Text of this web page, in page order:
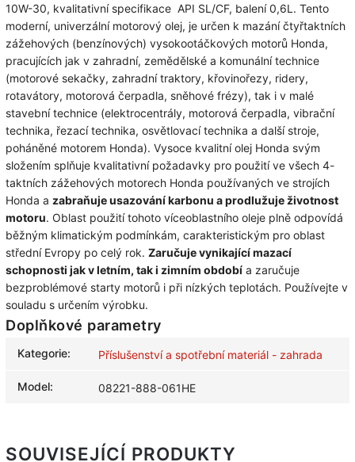
10W-30, kvalitativní specifikace API SL/CF, balení 0,6L. Tento
moderní, univerzální motorový olej, je určen k mazání čtyřtaktních
zážehových (benzínových) vysokootáčkových motorů Honda,
pracujících jak v zahradní, zemědělské a komunální technice
(motorové sekačky, zahradní traktory, křovinořezy, ridery,
rotavátory, motorová čerpadla, sněhové frézy), tak i v malé
stavební technice (elektrocentrály, motorová čerpadla, vibrační
technika, řezací technika, osvětlovací technika a další stroje,
poháněné motorem Honda). Vysoce kvalitní olej Honda svým
složením splňuje kvalitativní požadavky pro použití ve všech 4-
taktních zážehových motorech Honda používaných ve strojích
Honda a zabraňuje usazování karbonu a prodlužuje životnost
motoru. Oblast použití tohoto víceoblastního oleje plně odpovídá
běžným klimatickým podmínkám, carakteristickým pro oblast
střední Evropy po celý rok. Zaručuje vynikající mazací
schopnosti jak v letním, tak i zimním období a zaručuje
bezproblémové starty motorů i při nízkých teplotách. Používejte v
souladu s určením výrobku.
Doplňkové parametry
Kategorie: Příslušenství a spotřební materiál - zahrada
Model: 08221-888-061HE
SOUVISEJÍCÍ PRODUKTY